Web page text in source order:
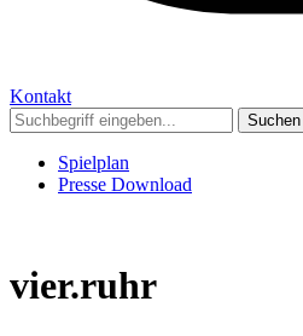
Kontakt
Suchen
Spielplan
Presse Download
vier.ruhr